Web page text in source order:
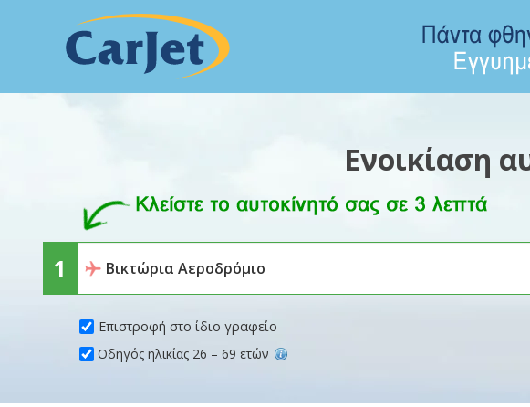
Ενοικίαση
Επιστροφή στο ίδιο γραφείο
Οδηγός ηλικίας 26 – 69 ετών